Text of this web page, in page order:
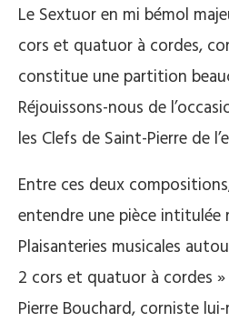
Le Sextuor en mi bémol
cors et quatuor à cordes,
constitue une partition
Réjouissons-nous de
les Clefs de Saint-Pierre de
Entre ces deux
entendre une pièce intitulée
Plaisanteries musicales
2 cors et quatuor à cordes »
Pierre Bouchard, corniste